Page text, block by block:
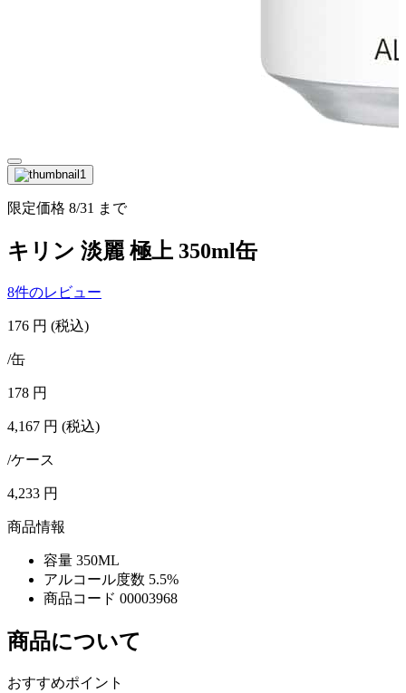
限定価格 8/31 まで
キリン 淡麗 極上 350ml缶
8件のレビュー
176 円 (税込)
/缶
178 円
4,167 円 (税込)
/ケース
4,233 円
商品情報
容量 350ML
アルコール度数 5.5%
商品コード 00003968
商品について
おすすめポイント